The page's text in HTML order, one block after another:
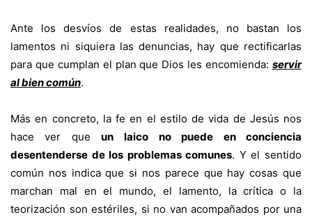
Ante los des­víos de estas realidades, no bastan los
lamentos ni siquiera las denuncias, hay que rectificarlas
para que cumplan el plan que Dios les encomienda: servir
al bien común.
Más en concreto, la fe en el estilo de vida de Jesús nos
hace ver queun laico
no puede en conciencia
desentenderse de los problemas comunes. Y el sentido
común nos indica que si nos parece que hay cosas que
mar­chan mal en el mundo, el lamento, la crítica o la
teorización son estériles, si no van acompañados por una